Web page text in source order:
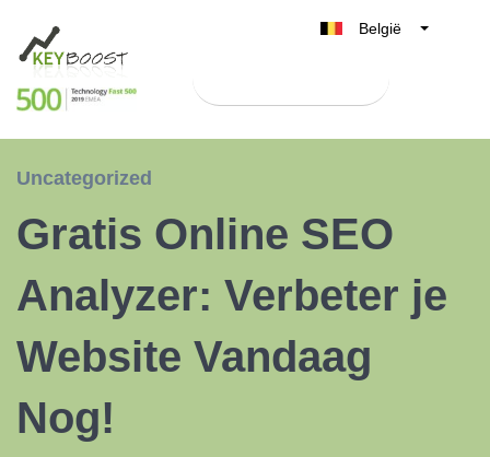
België
Nederland
España
Uncategorized
Gratis Online SEO
Analyzer: Verbeter je
Website Vandaag
Nog!